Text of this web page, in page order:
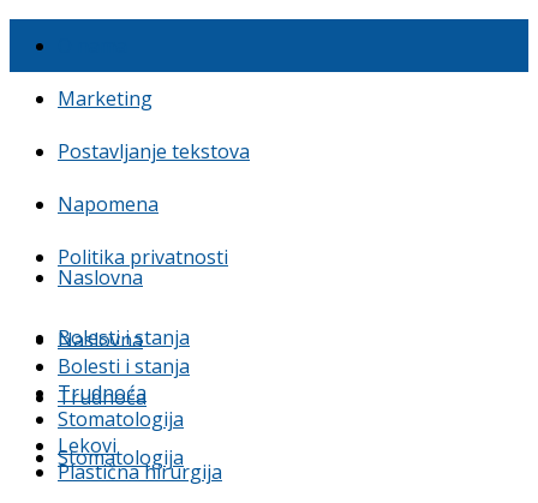
Marketing
Postavljanje tekstova
Napomena
Politika privatnosti
Naslovna
Bolesti i stanja
Trudnoća
Stomatologija
Naslovna
Bolesti i stanja
Trudnoća
Stomatologija
Lekovi
Plastična hirurgija